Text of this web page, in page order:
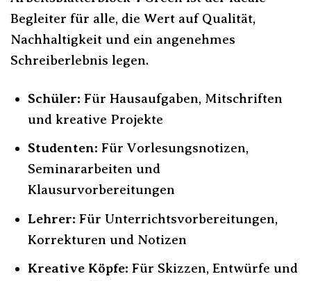
Begleiter für alle, die Wert auf Qualität,
Nachhaltigkeit und ein angenehmes
Schreiberlebnis legen.
Schüler: Für Hausaufgaben, Mitschriften
und kreative Projekte
Studenten: Für Vorlesungsnotizen,
Seminararbeiten und
Klausurvorbereitungen
Lehrer: Für Unterrichtsvorbereitungen,
Korrekturen und Notizen
Kreative Köpfe: Für Skizzen, Entwürfe und